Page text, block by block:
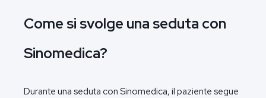
Come si svolge una seduta con
Sinomedica?
Durante una seduta con Sinomedica, il paziente segue